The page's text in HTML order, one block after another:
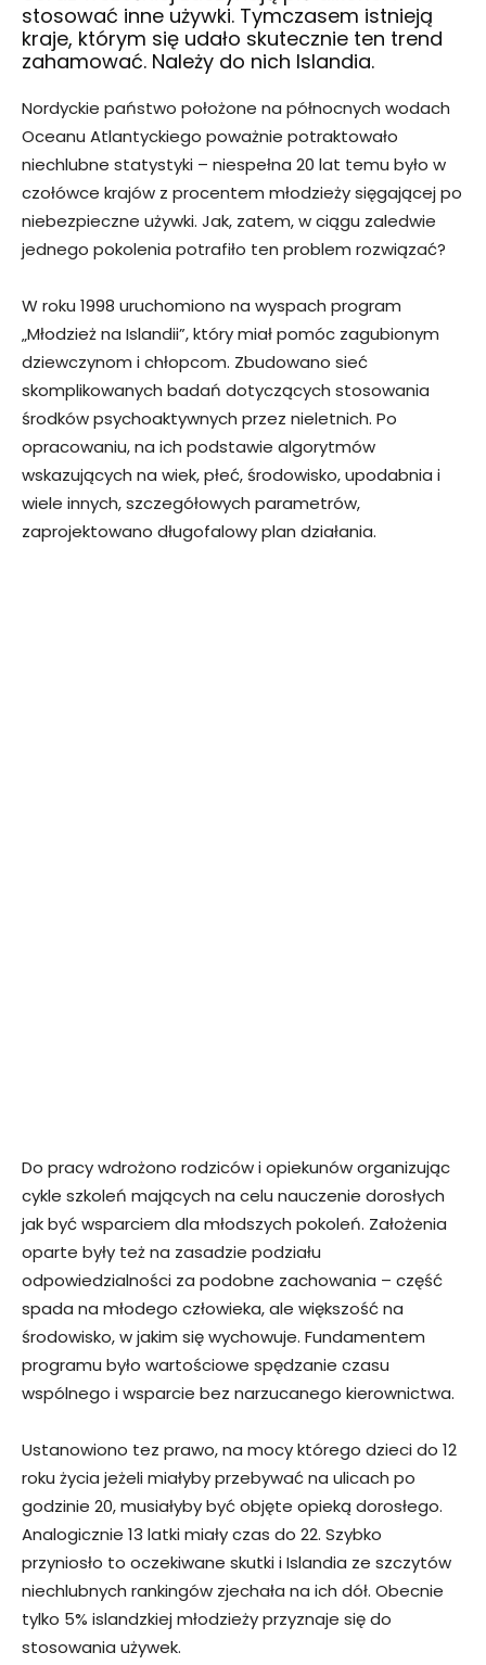
stosować inne używki. Tymczasem istnieją
kraje, którym się udało skutecznie ten trend
zahamować. Należy do nich Islandia.
Nordyckie państwo położone na północnych wodach
Oceanu Atlantyckiego poważnie potraktowało
niechlubne statystyki – niespełna 20 lat temu było w
czołówce krajów z procentem młodzieży sięgającej po
niebezpieczne używki. Jak, zatem, w ciągu zaledwie
jednego pokolenia potrafiło ten problem rozwiązać?
W roku 1998 uruchomiono na wyspach program
„Młodzież na Islandii”, który miał pomóc zagubionym
dziewczynom i chłopcom. Zbudowano sieć
skomplikowanych badań dotyczących stosowania
środków psychoaktywnych przez nieletnich. Po
opracowaniu, na ich podstawie algorytmów
wskazujących na wiek, płeć, środowisko, upodabnia i
wiele innych, szczegółowych parametrów,
zaprojektowano długofalowy plan działania.
Do pracy wdrożono rodziców i opiekunów organizując
cykle szkoleń mających na celu nauczenie dorosłych
jak być wsparciem dla młodszych pokoleń. Założenia
oparte były też na zasadzie podziału
odpowiedzialności za podobne zachowania – część
spada na młodego człowieka, ale większość na
środowisko, w jakim się wychowuje. Fundamentem
programu było wartościowe spędzanie czasu
wspólnego i wsparcie bez narzucanego kierownictwa.
Ustanowiono tez prawo, na mocy którego dzieci do 12
roku życia jeżeli miałyby przebywać na ulicach po
godzinie 20, musiałyby być objęte opieką dorosłego.
Analogicznie 13 latki miały czas do 22. Szybko
przyniosło to oczekiwane skutki i Islandia ze szczytów
niechlubnych rankingów zjechała na ich dół. Obecnie
tylko 5% islandzkiej młodzieży przyznaje się do
stosowania używek.